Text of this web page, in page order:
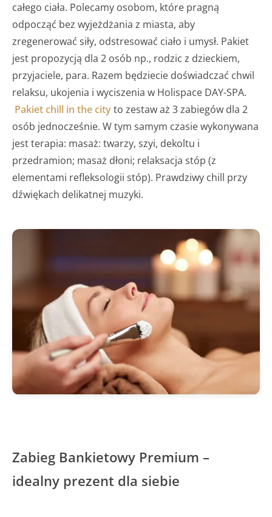
całego ciała. Polecamy osobom, które pragną
odpocząć bez wyjeżdżania z miasta, aby
zregenerować siły, odstresować ciało i umysł. Pakiet
jest propozycją dla 2 osób np., rodzic z dzieckiem,
przyjaciele, para. Razem będziecie doświadczać chwil
relaksu, ukojenia i wyciszenia w Holispace DAY-SPA.
Pakiet chill in the cityto zestaw aż 3 zabiegów dla 2
osób jednocześnie. W tym samym czasie wykonywana
jest terapia: masaż: twarzy, szyi, dekoltu i
przedramion; masaż dłoni; relaksacja stóp (z
elementami refleksologii stóp). Prawdziwy chill przy
dźwiękach delikatnej muzyki.
Zabieg Bankietowy Premium –
idealny prezent dla siebie